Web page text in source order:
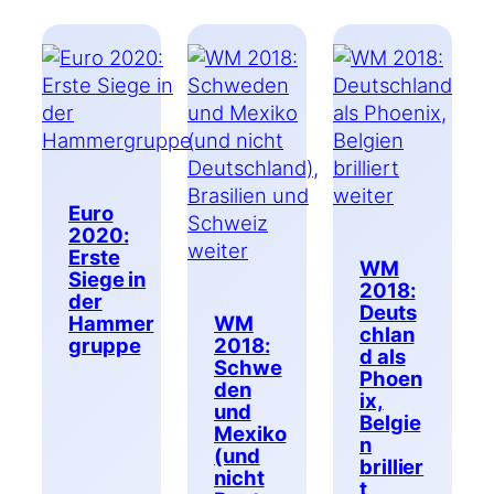
Euro
2020:
Erste
Siege in
der
Hammer
gruppe
WM
2018:
Schwe
den
und
Mexiko
(und
nicht
WM
2018:
Deuts
chlan
d als
Phoen
ix,
Belgie
n
brillier
t